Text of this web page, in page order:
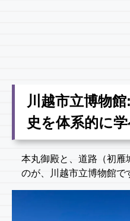
川越市立博物
史を体系的に
本丸御殿と、道路（初雁
のが、川越市立博物館で